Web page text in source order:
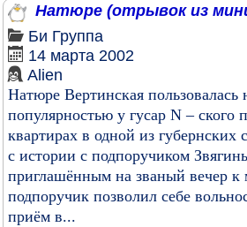
Натюре (отрывок из
Би Группа
14 марта 2002
Alien
Натюре Вертинская пользовалась
популярностью у гусар N – ского
квартирах в одной из губернских
с истории с подпоручиком
приглашённым на званый вечер к
подпоручик позволил себе
приём в...